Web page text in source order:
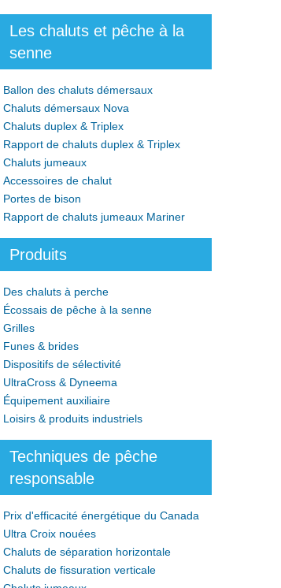
Les chaluts et pêche à la
senne
Ballon des chaluts démersaux
Chaluts démersaux Nova
Chaluts duplex & Triplex
Rapport de chaluts duplex & Triplex
Chaluts jumeaux
Accessoires de chalut
Portes de bison
Rapport de chaluts jumeaux Mariner
Produits
Des chaluts à perche
Écossais de pêche à la senne
Grilles
Funes & brides
Dispositifs de sélectivité
UltraCross & Dyneema
Équipement auxiliaire
Loisirs & produits industriels
Techniques de pêche
responsable
Prix d'efficacité énergétique du Canada
Ultra Croix nouées
Chaluts de séparation horizontale
Chaluts de fissuration verticale